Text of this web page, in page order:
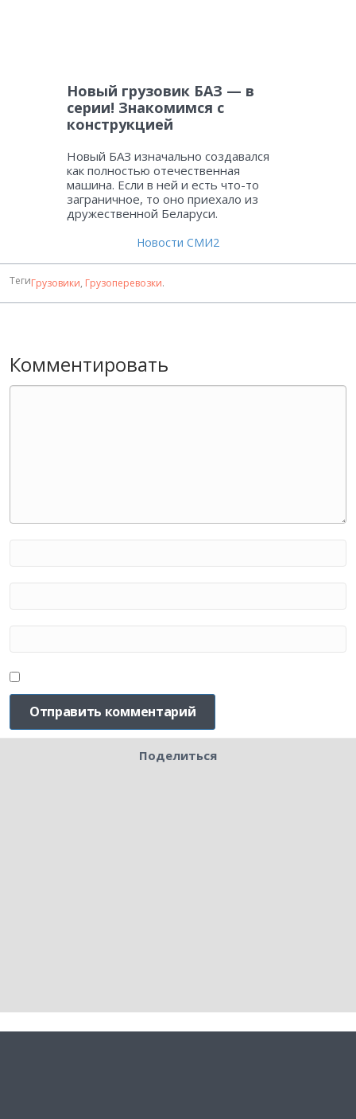
Новый грузовик БАЗ — в
серии! Знакомимся с
конструкцией
Новый БАЗ изначально создавался
как полностью отечественная
машина. Если в ней и есть что-то
заграничное, то оно приехало из
дружественной Беларуси.
Новости СМИ2
ТегиГрузовики, Грузоперевозки.
Комментировать
Поделиться